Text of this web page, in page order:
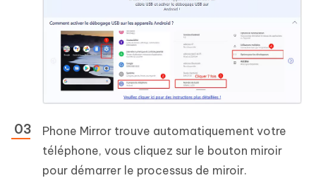
Phone Mirror trouve automatiquement votre
téléphone, vous cliquez sur le bouton miroir
pour démarrer le processus de miroir.